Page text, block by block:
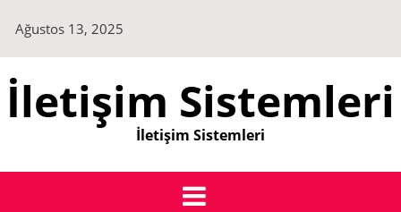
content
Ağustos 13, 2025
İletişim Sistemleri
İletişim Sistemleri